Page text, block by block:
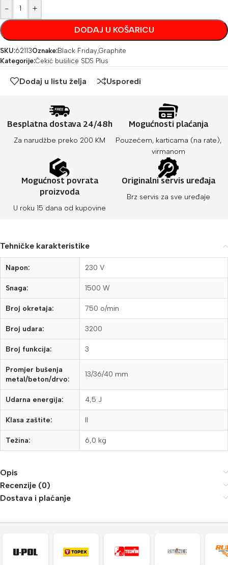
- +
DODAJ U KOŠARICU
SKU:62113Oznake:Black Friday,Graphite
Kategorije:Čekić bušilice SDS Plus
Dodaj u listu želja Usporedi
Besplatna dostava 24/48h
Za narudžbe preko 200 KM
Mogućnosti plaćanja
Pouzećem, karticama (na rate),
virmanom
Mogućnost povrata
proizvoda
U roku 15 dana od kupovine
Originalni servis uređaja
Brz servis za sve uređaje
Tehničke karakteristike
Napon: 230 V
Snaga: 1500 W
Broj okretaja: 750 o/min
Broj udara: 3200
Broj funkcija: 3
Promjer bušenja
metal/beton/drvo:
13/36/40 mm
Udarna energija: 4,5 J
Klasa zaštite: II
Težina: 6,0 kg
Opis
Recenzije (0)
Dostava i plaćanje